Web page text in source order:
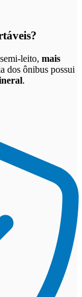
?
leito, mais
dos ônibus possui
.